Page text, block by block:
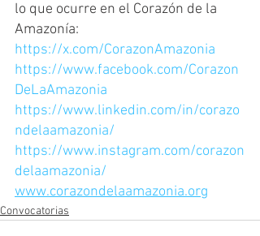
lo que ocurre en el Corazón de la
Amazonía:
https://x.com/CorazonAmazonia
https://www.facebook.com/Corazon
DeLaAmazonia
https://www.linkedin.com/in/corazo
ndelaamazonia/
https://www.instagram.com/corazon
delaamazonia/
www.corazondelaamazonia.org
Convocatorias